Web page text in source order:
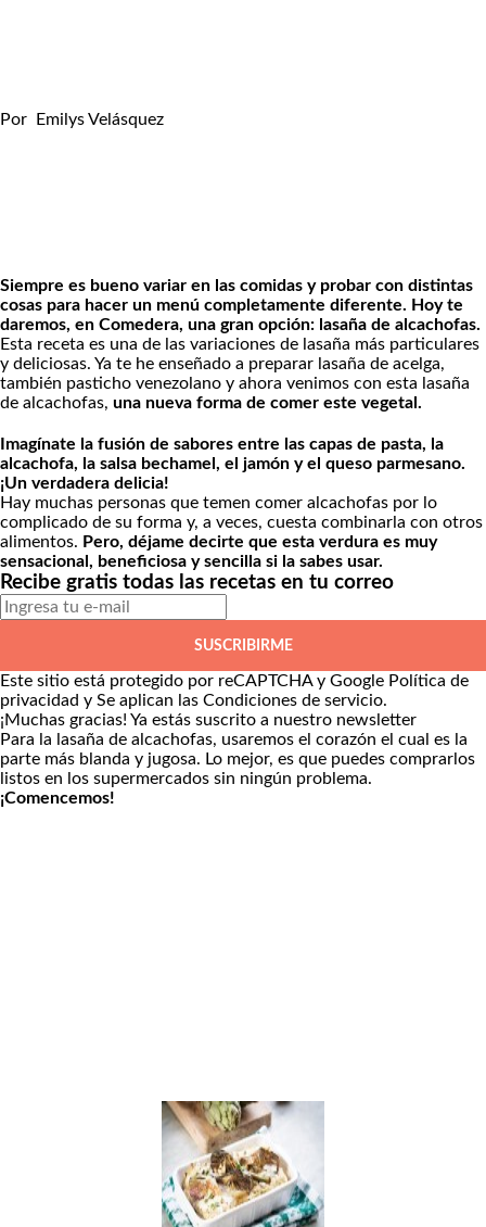
Por Emilys Velásquez
Siempre es bueno variar en las comidas y probar con distintas
cosas para hacer un menú completamente diferente. Hoy te
daremos, en Comedera, una gran opción: lasaña de alcachofas.
Esta receta es una de las variaciones de lasaña más particulares
y deliciosas. Ya te he enseñado a preparar lasaña de acelga,
también pasticho venezolano y ahora venimos con esta lasaña
de alcachofas, una nueva forma de comer este vegetal.
Imagínate la fusión de sabores entre las capas de pasta, la
alcachofa, la salsa bechamel, el jamón y el queso parmesano.
¡Un verdadera delicia!
Hay muchas personas que temen comer alcachofas por lo
complicado de su forma y, a veces, cuesta combinarla con otros
alimentos. Pero, déjame decirte que esta verdura es muy
sensacional, beneficiosa y sencilla si la sabes usar.
Recibe gratis todas las recetas en tu correo
SUSCRIBIRME
Este sitio está protegido por reCAPTCHA y Google Política de
privacidad y Se aplican las Condiciones de servicio.
¡Muchas gracias! Ya estás suscrito a nuestro newsletter
Para la lasaña de alcachofas, usaremos el corazón el cual es la
parte más blanda y jugosa. Lo mejor, es que puedes comprarlos
listos en los supermercados sin ningún problema.
¡Comencemos!